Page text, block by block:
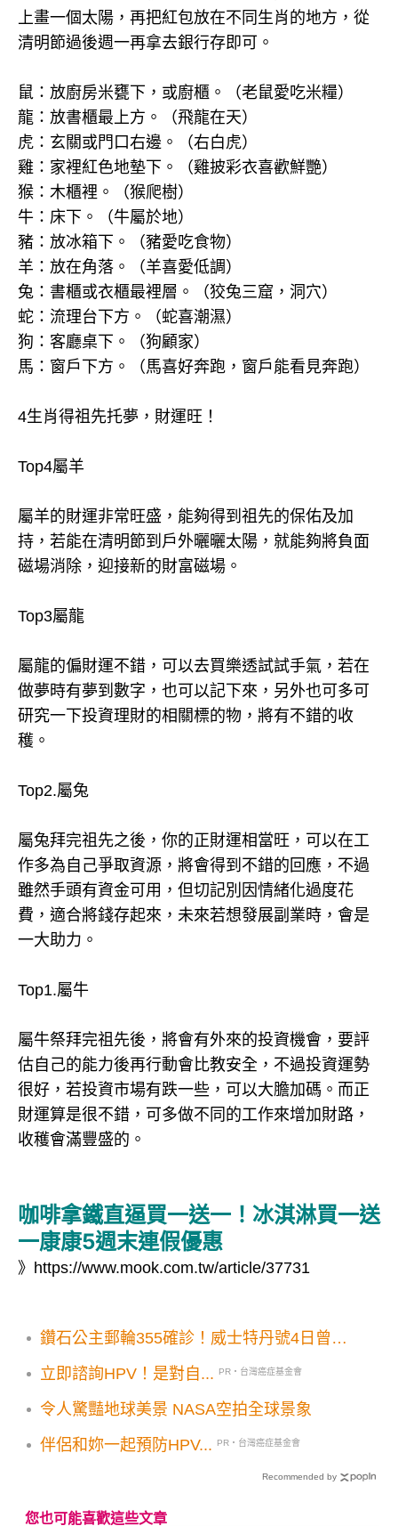
上畫一個太陽，再把紅包放在不同生肖的地方，從
清明節過後週一再拿去銀行存即可。
鼠：放廚房米甕下，或廚櫃。（老鼠愛吃米糧）
龍：放書櫃最上方。（飛龍在天）
虎：玄關或門口右邊。（右白虎）
雞：家裡紅色地墊下。（雞披彩衣喜歡鮮艷）
猴：木櫃裡。（猴爬樹）
牛：床下。（牛屬於地）
豬：放冰箱下。（豬愛吃食物）
羊：放在角落。（羊喜愛低調）
兔：書櫃或衣櫃最裡層。（狡兔三窟，洞穴）
蛇：流理台下方。（蛇喜潮濕）
狗：客廳桌下。（狗顧家）
馬：窗戶下方。（馬喜好奔跑，窗戶能看見奔跑）
4生肖得祖先托夢，財運旺！
Top4屬羊
屬羊的財運非常旺盛，能夠得到祖先的保佑及加
持，若能在清明節到戶外曬曬太陽，就能夠將負面
磁場消除，迎接新的財富磁場。
Top3屬龍
屬龍的偏財運不錯，可以去買樂透試試手氣，若在
做夢時有夢到數字，也可以記下來，另外也可多可
研究一下投資理財的相關標的物，將有不錯的收
穫。
Top2.屬兔
屬兔拜完祖先之後，你的正財運相當旺，可以在工
作多為自己爭取資源，將會得到不錯的回應，不過
雖然手頭有資金可用，但切記別因情緒化過度花
費，適合將錢存起來，未來若想發展副業時，會是
一大助力。
Top1.屬牛
屬牛祭拜完祖先後，將會有外來的投資機會，要評
估自己的能力後再行動會比教安全，不過投資運勢
很好，若投資市場有跌一些，可以大膽加碼。而正
財運算是很不錯，可多做不同的工作來增加財路，
收穫會滿豐盛的。
咖啡拿鐵直逼買一送一！冰淇淋買一送
一康康5週末連假優惠
》 https://www.mook.com.tw/article/37731
鑽石公主郵輪355確診！威士特丹號4日曾停
立即諮詢HPV！是對自...
PR・台灣癌症基金會
令人驚豔地球美景 NASA空拍全球景象
伴侶和妳一起預防HPV...
PR・台灣癌症基金會
Recommended by
您也可能喜歡這些文章